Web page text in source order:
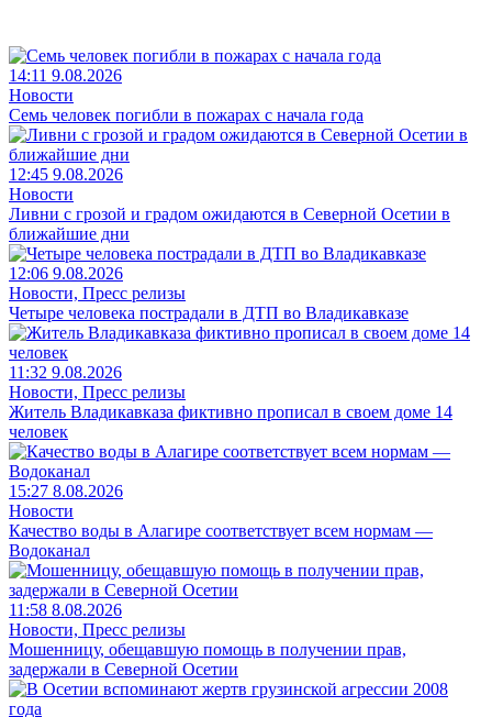
14:11 9.08.2026
Новости
Семь человек погибли в пожарах с начала года
12:45 9.08.2026
Новости
Ливни с грозой и градом ожидаются в Северной Осетии в
ближайшие дни
12:06 9.08.2026
Новости, Пресс релизы
Четыре человека пострадали в ДТП во Владикавказе
11:32 9.08.2026
Новости, Пресс релизы
Житель Владикавказа фиктивно прописал в своем доме 14
человек
15:27 8.08.2026
Новости
Качество воды в Алагире соответствует всем нормам —
Водоканал
11:58 8.08.2026
Новости, Пресс релизы
Мошенницу, обещавшую помощь в получении прав,
задержали в Северной Осетии